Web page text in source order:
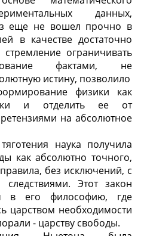
данных,
еще не вошел прочно в
в качестве достаточно
ограничивать
фактами, не
истину, позволило
физики как
и отделить ее от
на абсолютное
наука получила
как абсолютно точного,
без исключений, с
Этот закон
в его философию, где
царством необходимости
- царству свободы.